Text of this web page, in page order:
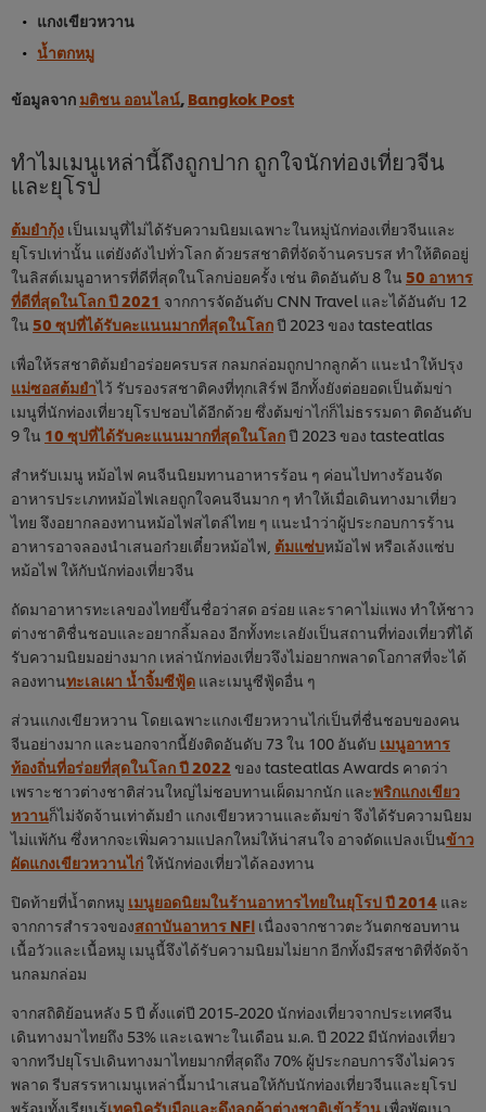
แกงเขียวหวาน
น้ำตกหมู
ข้อมูลจาก มติชน ออนไลน์ Bangkok Post
ทำไมเมนูเหล่านี้ถึงถูกปาก ถูกใจนักท่องเที่ยวจีน
และยุโรป
ต้มยำกุ้ง เป็นเมนูที่ไม่ได้รับความนิยมเฉพาะในหมู่นักท่องเที่ยวจีนและ
ยุโรปเท่านั้น แต่ยังดังไปทั่วโลก ด้วยรสชาติที่จัดจ้านครบรส ทำให้ติดอยู่
ในลิสต์เมนูอาหารที่ดีที่สุดในโลกบ่อยครั้ง เช่น ติดอันดับ 8 ใน 50 อาหาร
ที่ดีที่สุดในโลก ปี 2021 จากการจัดอันดับ CNN Travel และได้อันดับ 12
ใน 50 ซุปที่ได้รับคะแนนมากที่สุดในโลกปี 2023 ของ tasteatlas
เพื่อให้รสชาติต้มยำอร่อยครบรส กลมกล่อมถูกปากลูกค้า แนะนำให้ปรุง
แม่ซอสต้มยำไว้ รับรองรสชาติคงที่ทุกเสิร์ฟ อีกทั้งยังต่อยอดเป็นต้มข่า
เมนูที่นักท่องเที่ยวยุโรปชอบได้อีกด้วย ซึ่งต้มข่าไก่ก็ไม่ธรรมดา ติดอันดับ
9 ใน 10 ซุปที่ได้รับคะแนนมากที่สุดในโลกปี 2023 ของ tasteatlas
สำหรับเมนู หม้อไฟ คนจีนนิยมทานอาหารร้อน ๆ ค่อนไปทางร้อนจัด
อาหารประเภทหม้อไฟเลยถูกใจคนจีนมาก ๆ ทำให้เมื่อเดินทางมาเที่ยว
ไทย จึงอยากลองทานหม้อไฟสไตล์ไทย ๆ แนะนำว่าผู้ประกอบการร้าน
อาหารอาจลองนำเสนอก๋วยเตี๋ยวหม้อไฟ, ต้มแซ่บหม้อไฟ หรือเล้งแซ่บ
หม้อไฟ ให้กับนักท่องเที่ยวจีน
ถัดมาอาหารทะเลของไทยขึ้นชื่อว่าสด อร่อย และราคาไม่แพง ทำให้ชาว
ต่างชาติชื่นชอบและอยากลิ้มลอง อีกทั้งทะเลยังเป็นสถานที่ท่องเที่ยวที่ได้
รับความนิยมอย่างมาก เหล่านักท่องเที่ยวจึงไม่อยากพลาดโอกาสที่จะได้
ลองทานทะเลเผา น้ำจิ้มซีฟู้ด และเมนูซีฟู้ดอื่น ๆ
ส่วนแกงเขียวหวาน โดยเฉพาะแกงเขียวหวานไก่เป็นที่ชื่นชอบของคน
จีนอย่างมาก และนอกจากนี้ยังติดอันดับ 73 ใน 100 อันดับ เมนูอาหาร
ท้องถิ่นที่อร่อยที่สุดในโลก ปี 2022 ของ tasteatlas Awards คาดว่า
เพราะชาวต่างชาติส่วนใหญ่ไม่ชอบทานเผ็ดมากนัก และพริกแกงเขียว
หวานก็ไม่จัดจ้านเท่าต้มยำ แกงเขียวหวานและต้มข่า จึงได้รับความนิยม
ไม่แพ้กัน ซึ่งหากจะเพิ่มความแปลกใหม่ให้น่าสนใจ อาจดัดแปลงเป็นข้าว
ผัดแกงเขียวหวานไก่ให้นักท่องเที่ยวได้ลองทาน
ปิดท้ายที่น้ำตกหมู เมนูยอดนิยมในร้านอาหารไทยในยุโรป ปี 2014 และ
จากการสำรวจของสถาบันอาหาร NFI เนื่องจากชาวตะวันตกชอบทาน
เนื้อวัวและเนื้อหมู เมนูนี้จึงได้รับความนิยมไม่ยาก อีกทั้งมีรสชาติที่จัดจ้า
นกลมกล่อม
จากสถิติย้อนหลัง 5 ปี ตั้งแต่ปี 2015-2020 นักท่องเที่ยวจากประเทศจีน
เดินทางมาไทยถึง 53% และเฉพาะในเดือน ม.ค. ปี 2022 มีนักท่องเที่ยว
จากทวีปยุโรปเดินทางมาไทยมากที่สุดถึง 70% ผู้ประกอบการจึงไม่ควร
พลาด รีบสรรหาเมนูเหล่านี้มานำเสนอให้กับนักท่องเที่ยวจีนและยุโรป
พร้อมทั้งเรียนรู้เทคนิครับมือและดึงลูกค้าต่างชาติเข้าร้าน เพื่อพัฒนา